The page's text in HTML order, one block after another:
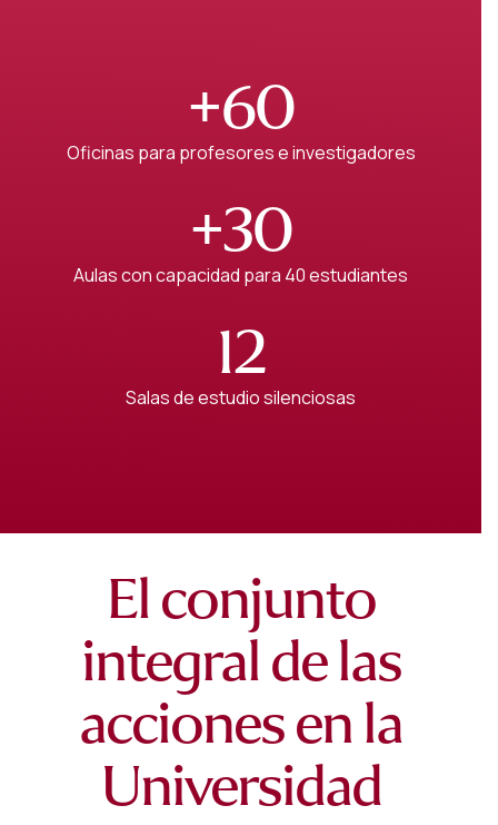
+60
Oficinas para profesores e investigadores
+30
Aulas con capacidad para 40 estudiantes
12
Salas de estudio silenciosas
El conjunto
integral de las
acciones en la
Universidad